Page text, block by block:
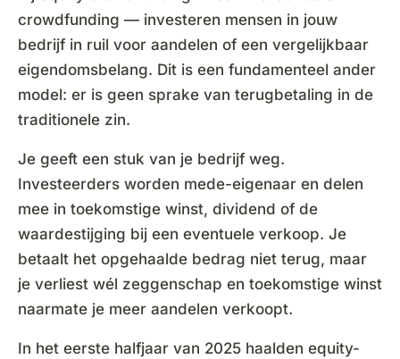
crowdfunding — investeren mensen in jouw
bedrijf in ruil voor aandelen of een vergelijkbaar
eigendomsbelang. Dit is een fundamenteel ander
model: er is geen sprake van terugbetaling in de
traditionele zin.
Je geeft een stuk van je bedrijf weg.
Investeerders worden mede-eigenaar en delen
mee in toekomstige winst, dividend of de
waardestijging bij een eventuele verkoop. Je
betaalt het opgehaalde bedrag niet terug, maar
je verliest wél zeggenschap en toekomstige winst
naarmate je meer aandelen verkoopt.
In het eerste halfjaar van 2025 haalden equity-